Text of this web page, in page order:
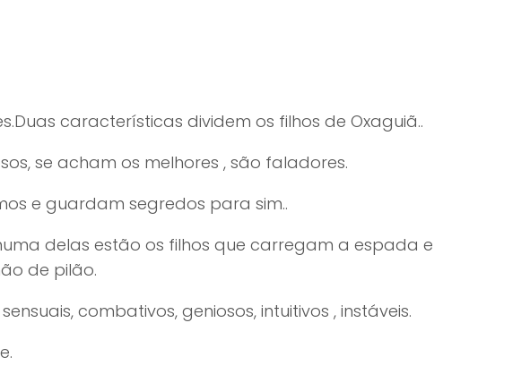
características dividem os filhos de Oxaguiã..
se acham os melhores , são faladores.
e guardam segredos para sim..
delas estão os filhos que carregam a espada e
de pilão.
combativos, geniosos, intuitivos , instáveis.